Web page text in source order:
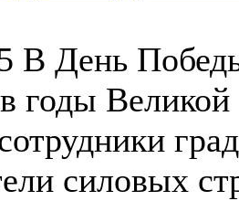
В День
годы
силовых